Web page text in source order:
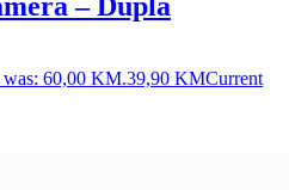
60,00 KM.39,90 KMCurrent